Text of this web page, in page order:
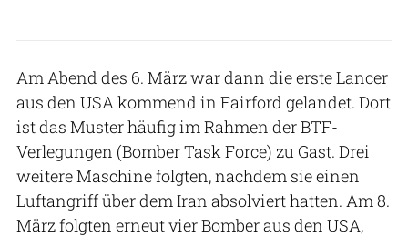
Am Abend des 6. März war dann die erste Lancer
aus den USA kommend in Fairford gelandet. Dort
ist das Muster häufig im Rahmen der BTF-
Verlegungen (Bomber Task Force) zu Gast. Drei
weitere Maschine folgten, nachdem sie einen
Luftangriff über dem Iran absolviert hatten. Am 8.
März folgten erneut vier Bomber aus den USA,